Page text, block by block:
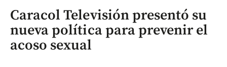
Caracol Televisión presentó su
nueva política para prevenir el
acoso sexual